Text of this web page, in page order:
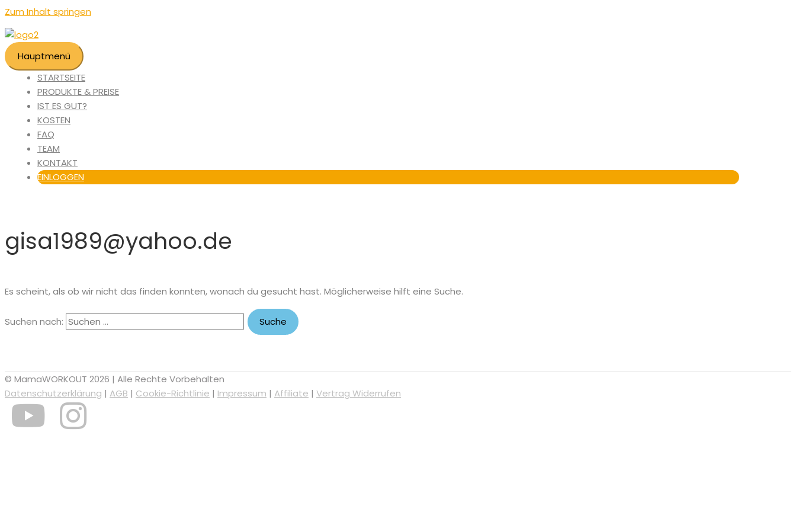
Zum Inhalt springen
Hauptmenü
STARTSEITE
PRODUKTE & PREISE
IST ES GUT?
KOSTEN
FAQ
TEAM
KONTAKT
EINLOGGEN
gisa1989@yahoo.de
Es scheint, als ob wir nicht das finden konnten, wonach du gesucht hast. Möglicherweise hilft eine Suche.
Suchen nach:
© MamaWORKOUT 2026 | Alle Rechte Vorbehalten
Datenschutzerklärung | AGB | Cookie-Richtlinie | Impressum | Affiliate | Vertrag Widerrufen